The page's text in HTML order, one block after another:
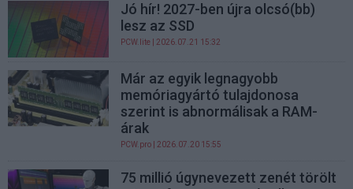
Jó hír! 2027-ben újra olcsó(bb)
lesz az SSD
PCW.lite | 2026.07.21 15:32
Már az egyik legnagyobb
memóriagyártó tulajdonosa
szerint is abnormálisak a RAM-
árak
PCW.pro | 2026.07.20 15:55
75 millió úgynevezett zenét törölt